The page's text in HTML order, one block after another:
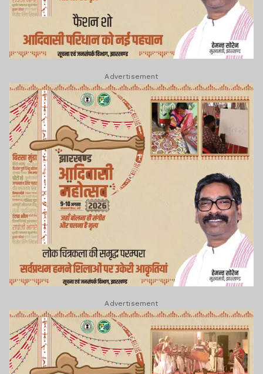
Advertisement
Advertisement